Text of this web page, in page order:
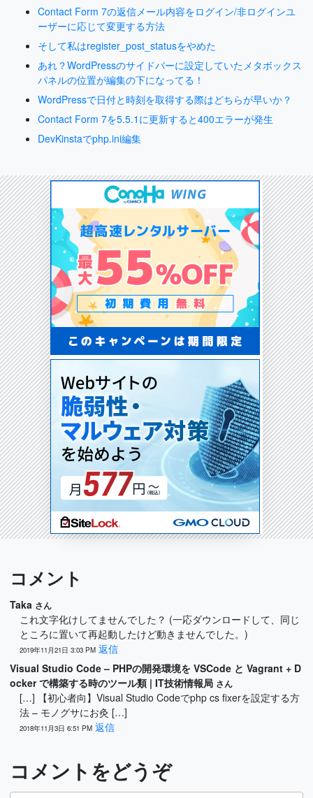
Contact Form 7の返信メール内容をログイン/非ログインユ
ーザーに応じて変更する方法
そして私はregister_post_statusをやめた
あれ？WordPressのサイドバーに設定していたメタボックス
パネルの位置が編集の下になってる！
WordPressで日付と時刻を取得する際はどちらが早いか？
Contact Form 7を5.5.1に更新すると400エラーが発生
DevKinstaでphp.ini編集
コメント
Taka さん
これ文字化けしてませんでした？ (一応ダウンロードして、同じ
ところに置いて再起動したけど動きませんでした。)
2019年11月21日 3:03 PM 返信
Visual Studio Code – PHPの開発環境を VSCode と Vagrant + D
ocker で構築する時のツール類 | IT技術情報局 さん
[…] 【初心者向】Visual Studio Codeでphp cs fixerを設定する方
法 – モノグサにお灸 […]
2018年11月3日 6:51 PM 返信
コメントをどうぞ